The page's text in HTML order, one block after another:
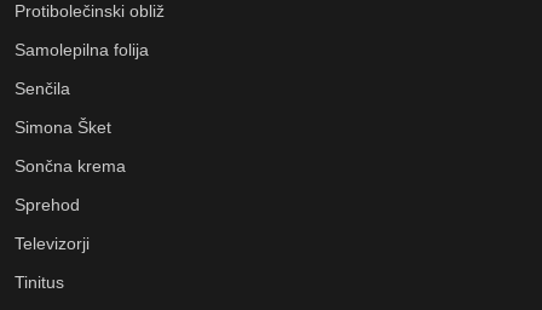
Protibolečinski obliž
Samolepilna folija
Senčila
Simona Šket
Sončna krema
Sprehod
Televizorji
Tinitus